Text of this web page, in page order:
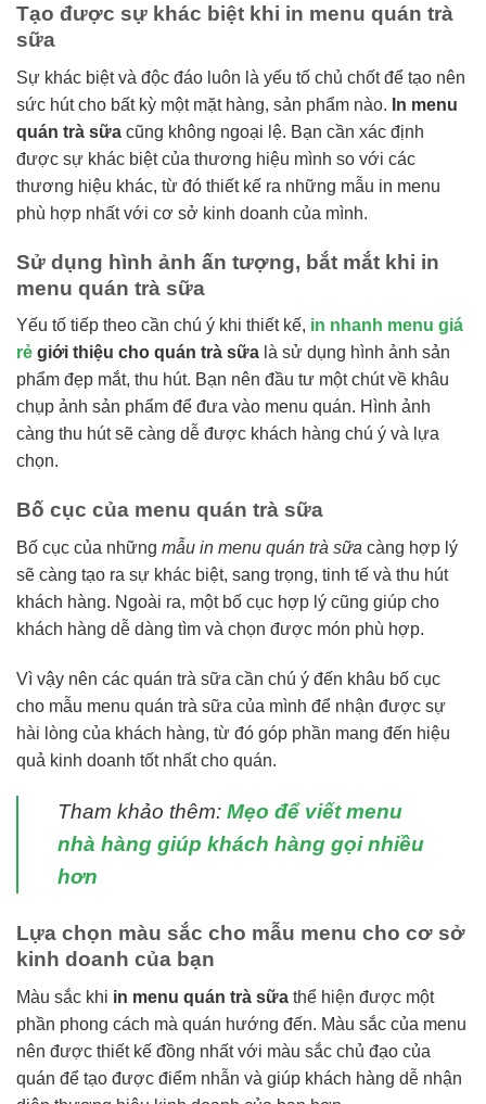
Tạo được sự khác biệt khi in menu quán trà
sữa
Sự khác biệt và độc đáo luôn là yếu tố chủ chốt để tạo nên
sức hút cho bất kỳ một mặt hàng, sản phẩm nào. In menu
quán trà sữa cũng không ngoại lệ. Bạn cần xác định
được sự khác biệt của thương hiệu mình so với các
thương hiệu khác, từ đó thiết kế ra những mẫu in menu
phù hợp nhất với cơ sở kinh doanh của mình.
Sử dụng hình ảnh ấn tượng, bắt mắt khi in
menu quán trà sữa
Yếu tố tiếp theo cần chú ý khi thiết kế, in nhanh menu giá
rẻ giới thiệu cho quán trà sữa là sử dụng hình ảnh sản
phẩm đẹp mắt, thu hút. Bạn nên đầu tư một chút về khâu
chụp ảnh sản phẩm để đưa vào menu quán. Hình ảnh
càng thu hút sẽ càng dễ được khách hàng chú ý và lựa
chọn.
Bố cục của menu quán trà sữa
Bố cục của những mẫu in menu quán trà sữa càng hợp lý
sẽ càng tạo ra sự khác biệt, sang trọng, tinh tế và thu hút
khách hàng. Ngoài ra, một bố cục hợp lý cũng giúp cho
khách hàng dễ dàng tìm và chọn được món phù hợp.
Vì vậy nên các quán trà sữa cần chú ý đến khâu bố cục
cho mẫu menu quán trà sữa của mình để nhận được sự
hài lòng của khách hàng, từ đó góp phần mang đến hiệu
quả kinh doanh tốt nhất cho quán.
Tham khảo thêm: Mẹo để viết menu
nhà hàng giúp khách hàng gọi nhiều
hơn
Lựa chọn màu sắc cho mẫu menu cho cơ sở
kinh doanh của bạn
Màu sắc khi in menu quán trà sữa thể hiện được một
phần phong cách mà quán hướng đến. Màu sắc của menu
nên được thiết kế đồng nhất với màu sắc chủ đạo của
quán để tạo được điểm nhẫn và giúp khách hàng dễ nhận